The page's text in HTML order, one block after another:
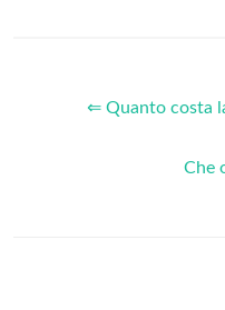
⇐ Quanto costa
Che